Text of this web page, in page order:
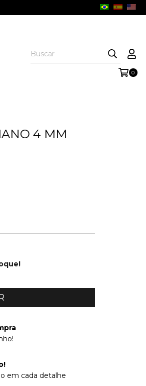
COLEÇÃO AURORA COLEÇÃO FORM
0
4 MM
em cada detalhe